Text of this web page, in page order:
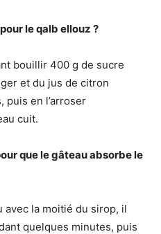
le qalb ellouz ?
bouillir 400 g de sucre
et du jus de citron
puis en l’arroser
cuit.
que le gâteau absorbe le
avec la moitié du sirop, il
quelques minutes, puis